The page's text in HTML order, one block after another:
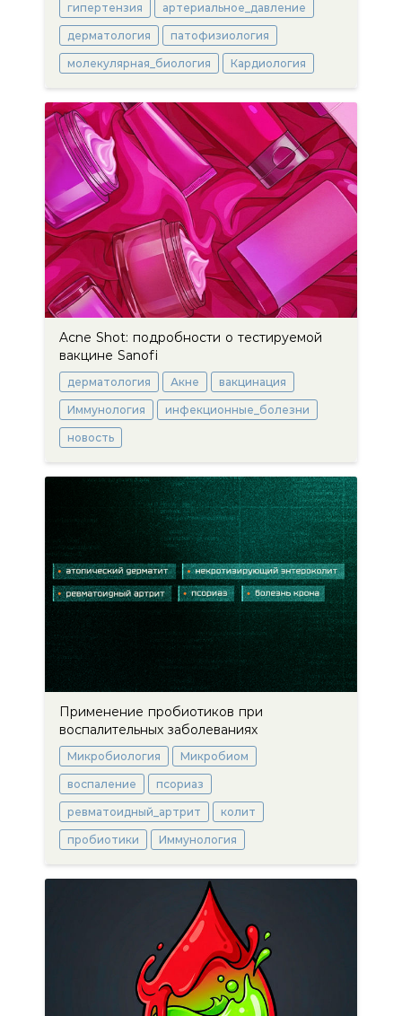
гипертензия артериальное_давление
дерматология патофизиология
молекулярная_биология Кардиология
Acne Shot: подробности о тестируемой
вакцине Sanofi
дерматология Акне вакцинация
Иммунология инфекционные_болезни
новость
Применение пробиотиков при
воспалительных заболеваниях
Микробиология Микробиом
воспаление псориаз
ревматоидный_артрит колит
пробиотики Иммунология